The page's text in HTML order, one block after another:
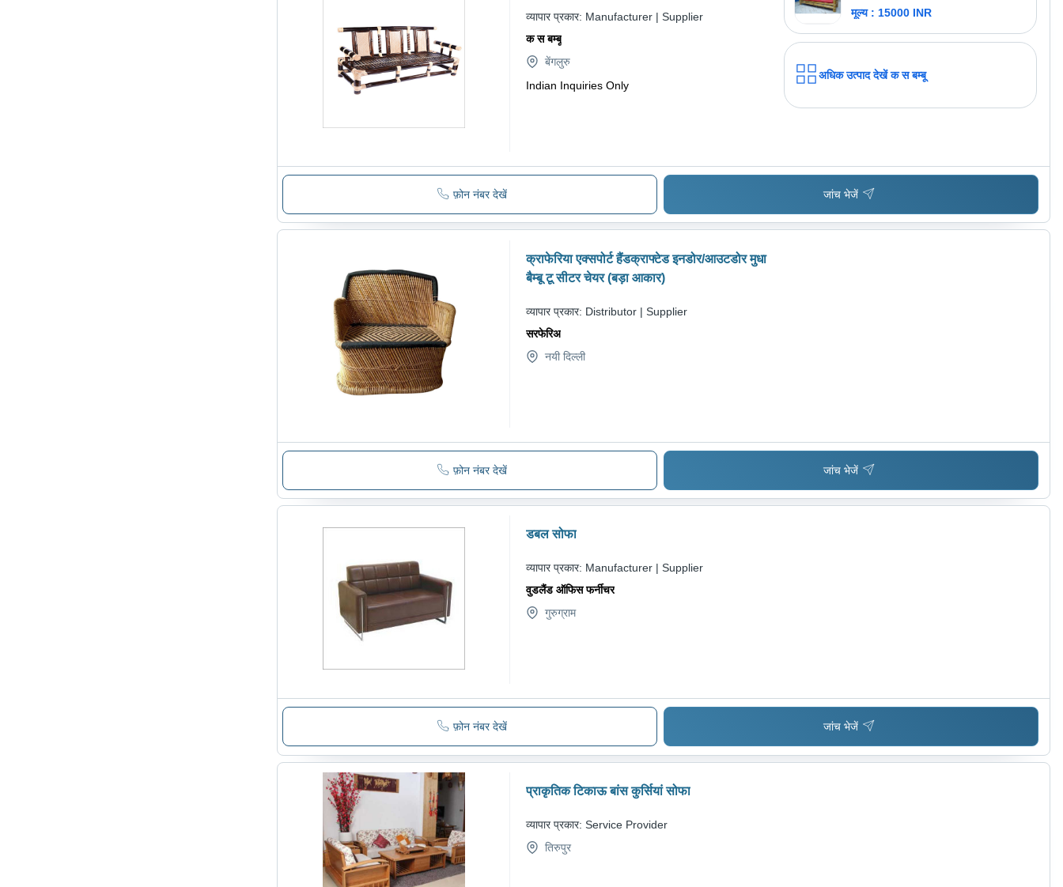
व्यापार प्रकार: Manufacturer | Supplier
क स बम्बू
बेंगलुरु
Indian Inquiries Only
मूल्य : 15000 INR
अधिक उत्पाद देखें क स बम्बू
फ़ोन नंबर देखें जांच भेजें
क्राफेरिया एक्सपोर्ट हैंडक्राफ्टेड इनडोर/आउटडोर मुधा
बैम्बू टू सीटर चेयर (बड़ा आकार)
व्यापार प्रकार: Distributor | Supplier
सरफेरिअ
नयी दिल्ली
फ़ोन नंबर देखें जांच भेजें
डबल सोफा
व्यापार प्रकार: Manufacturer | Supplier
वुडलैंड ऑफिस फर्नीचर
गुरुग्राम
फ़ोन नंबर देखें जांच भेजें
प्राकृतिक टिकाऊ बांस कुर्सियां सोफा
व्यापार प्रकार: Service Provider
तिरुपुर